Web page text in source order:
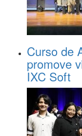
Curso de
promove
IXC Soft